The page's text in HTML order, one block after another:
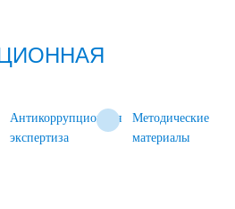
Антикоррупционная
экспертиза
Методические
материалы